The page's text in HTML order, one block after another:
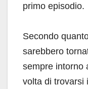
primo episodio.
Secondo
sarebbero
sempre intorno
volta di trovarsi